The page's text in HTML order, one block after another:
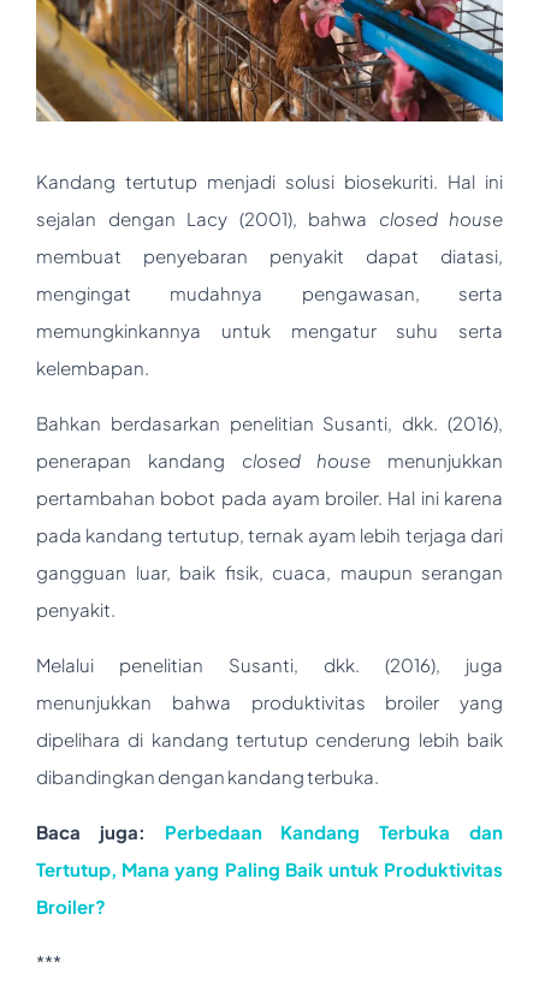
Kandang tertutup menjadi solusi biosekuriti. Hal ini
sejalan dengan Lacy (2001), bahwa closed house
membuat penyebaran penyakit dapat diatasi,
mengingat mudahnya pengawasan, serta
memungkinkannya untuk mengatur suhu serta
kelembapan.
Bahkan berdasarkan penelitian Susanti, dkk. (2016),
penerapan kandang closed house menunjukkan
pertambahan bobot pada ayam broiler. Hal ini karena
pada kandang tertutup, ternak ayam lebih terjaga dari
gangguan luar, baik fisik, cuaca, maupun serangan
penyakit.
Melalui penelitian Susanti, dkk. (2016), juga
menunjukkan bahwa produktivitas broiler yang
dipelihara di kandang tertutup cenderung lebih baik
dibandingkan dengan kandang terbuka.
Baca juga: Perbedaan Kandang Terbuka dan
Tertutup, Mana yang Paling Baik untuk Produktivitas
Broiler?
***